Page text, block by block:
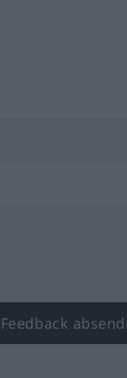
Feedback